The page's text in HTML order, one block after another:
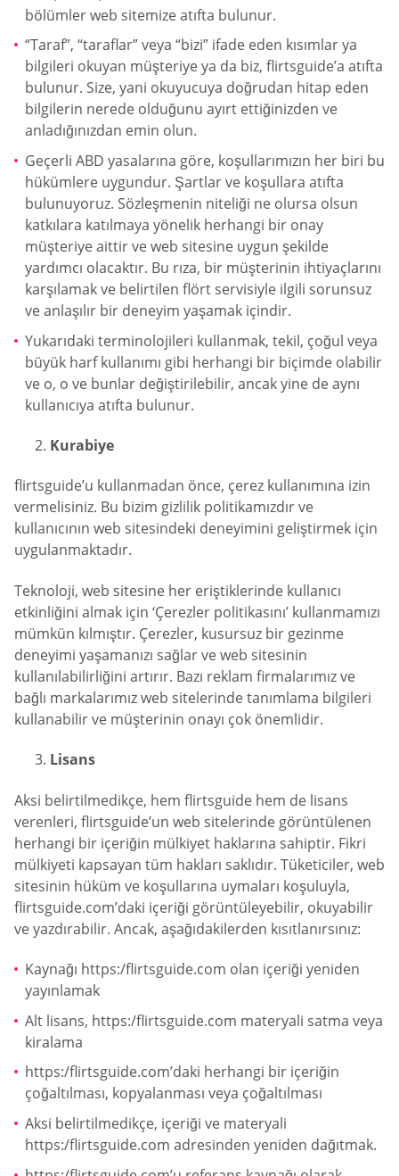
bölümler web sitemize atıfta bulunur.
“Taraf”, “taraflar” veya “bizi” ifade eden kısımlar ya
bilgileri okuyan müşteriye ya da biz, flirtsguide’a atıfta
bulunur. Size, yani okuyucuya doğrudan hitap eden
bilgilerin nerede olduğunu ayırt ettiğinizden ve
anladığınızdan emin olun.
Geçerli ABD yasalarına göre, koşullarımızın her biri bu
hükümlere uygundur. Şartlar ve koşullara atıfta
bulunuyoruz. Sözleşmenin niteliği ne olursa olsun
katkılara katılmaya yönelik herhangi bir onay
müşteriye aittir ve web sitesine uygun şekilde
yardımcı olacaktır. Bu rıza, bir müşterinin ihtiyaçlarını
karşılamak ve belirtilen flört servisiyle ilgili sorunsuz
ve anlaşılır bir deneyim yaşamak içindir.
Yukarıdaki terminolojileri kullanmak, tekil, çoğul veya
büyük harf kullanımı gibi herhangi bir biçimde olabilir
ve o, o ve bunlar değiştirilebilir, ancak yine de aynı
kullanıcıya atıfta bulunur.
Kurabiye
flirtsguide’u kullanmadan önce, çerez kullanımına izin
vermelisiniz. Bu bizim gizlilik politikamızdır ve
kullanıcının web sitesindeki deneyimini geliştirmek için
uygulanmaktadır.
Teknoloji, web sitesine her eriştiklerinde kullanıcı
etkinliğini almak için ‘Çerezler politikasını’ kullanmamızı
mümkün kılmıştır. Çerezler, kusursuz bir gezinme
deneyimi yaşamanızı sağlar ve web sitesinin
kullanılabilirliğini artırır. Bazı reklam firmalarımız ve
bağlı markalarımız web sitelerinde tanımlama bilgileri
kullanabilir ve müşterinin onayı çok önemlidir.
Lisans
Aksi belirtilmedikçe, hem flirtsguide hem de lisans
verenleri, flirtsguide’un web sitelerinde görüntülenen
herhangi bir içeriğin mülkiyet haklarına sahiptir. Fikri
mülkiyeti kapsayan tüm hakları saklıdır. Tüketiciler, web
sitesinin hüküm ve koşullarına uymaları koşuluyla,
flirtsguide.com’daki içeriği görüntüleyebilir, okuyabilir
ve yazdırabilir. Ancak, aşağıdakilerden kısıtlanırsınız:
Kaynağı https:/flirtsguide.com olan içeriği yeniden
yayınlamak
Alt lisans, https:/flirtsguide.com materyali satma veya
kiralama
https:/flirtsguide.com’daki herhangi bir içeriğin
çoğaltılması, kopyalanması veya çoğaltılması
Aksi belirtilmedikçe, içeriği ve materyali
https:/flirtsguide.com adresinden yeniden dağıtmak.